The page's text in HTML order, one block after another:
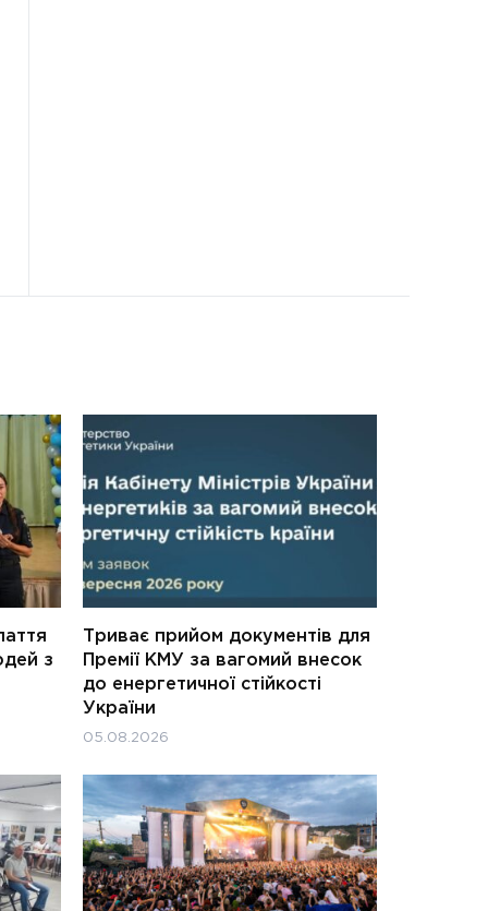
з
Триває прийом документів для
Премії КМУ за вагомий внесок
до енергетичної стійкості
України
05.08.2026